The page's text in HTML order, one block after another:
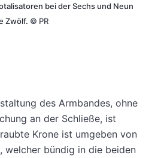
bei der Sechs und Neun
Zwölf. © PR
des Armbandes, ohne
an der Schließe, ist
Krone ist umgeben von
welcher bündig in die beiden